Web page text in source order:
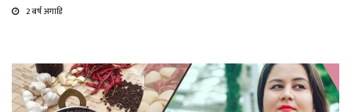
2 बर्ष अगाडि